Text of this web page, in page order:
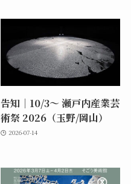
告知｜10/3〜 瀬戸内産業芸
術祭 2026（玉野/岡山）
2026-07-14